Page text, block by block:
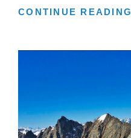
CONTINUE READING